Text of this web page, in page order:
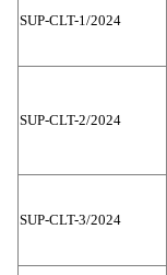
SUP-CLT-1/2024
SUP-CLT-2/2024
SUP-CLT-3/2024